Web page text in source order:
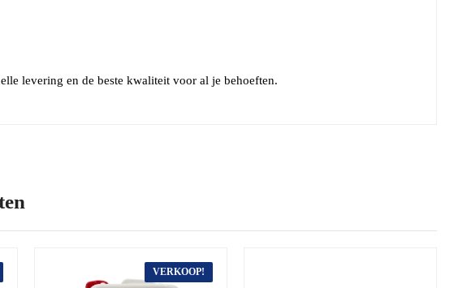
levering en de beste kwaliteit voor al je behoeften.
VERKOOP!